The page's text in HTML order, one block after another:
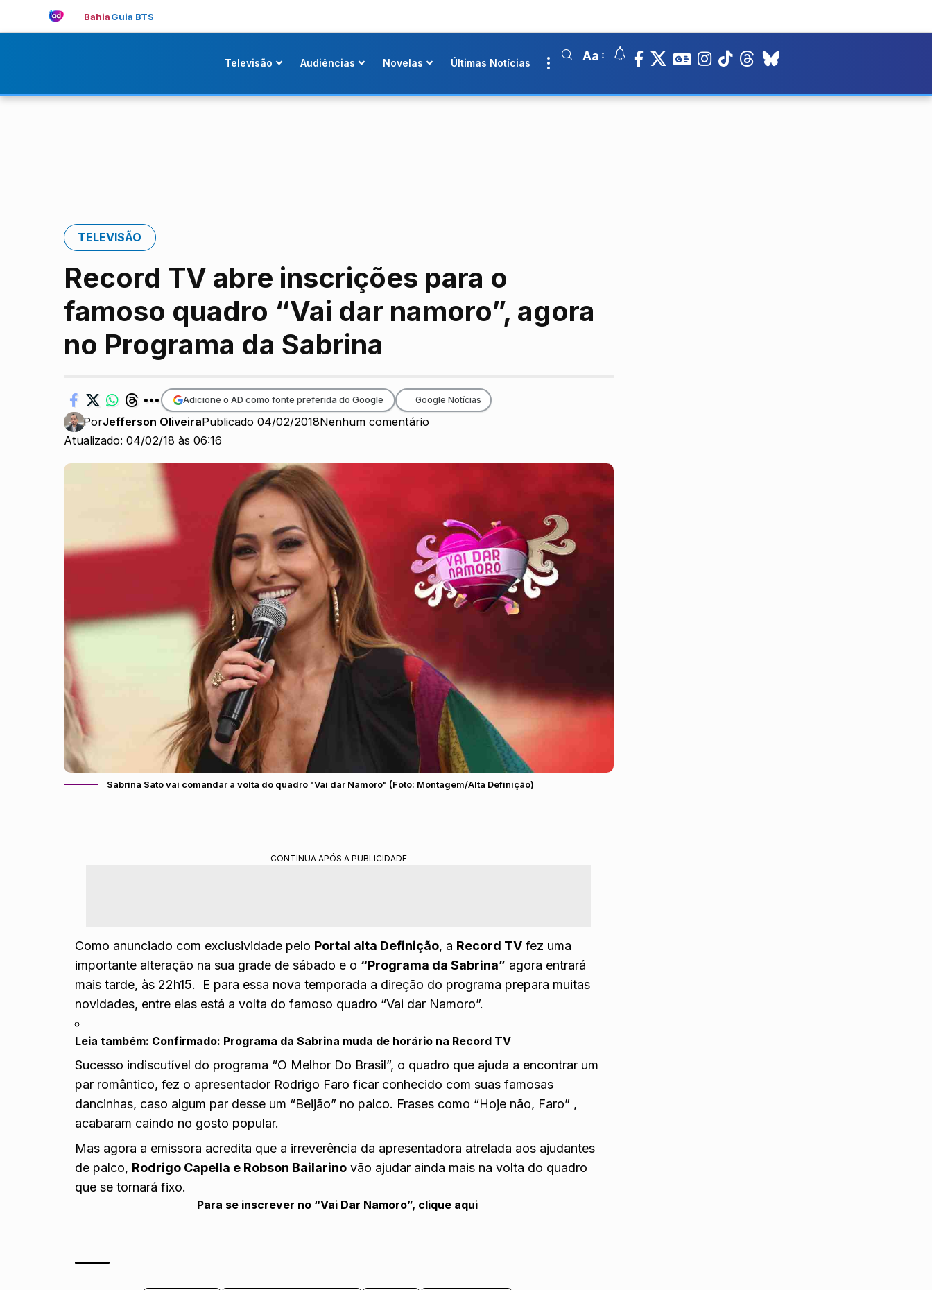
BahiaGuia BTS
Televisão Audiências Novelas Últimas Notícias Aa
TELEVISÃO
Record TV abre inscrições para o
famoso quadro “Vai dar namoro”, agora
no Programa da Sabrina
Atualizado: 04/02/18 às 06:16
PorJefferson OliveiraPublicado 04/02/2018Nenhum comentário
Adicione o AD como fonte preferida do Google Google Notícias
Sabrina Sato vai comandar a volta do quadro "Vai dar Namoro" (Foto: Montagem/Alta Definição)
- - CONTINUA APÓS A PUBLICIDADE - -
Como anunciado com exclusividade pelo Portal alta Definição, a Record TV fez uma
importante alteração na sua grade de sábado e o “Programa da Sabrina” agora entrará
mais tarde, às 22h15. E para essa nova temporada a direção do programa prepara muitas
novidades, entre elas está a volta do famoso quadro “Vai dar Namoro”.
Leia também: Confirmado: Programa da Sabrina muda de horário na Record TV
Sucesso indiscutível do programa “O Melhor Do Brasil”, o quadro que ajuda a encontrar um
par romântico, fez o apresentador Rodrigo Faro ficar conhecido com suas famosas
dancinhas, caso algum par desse um “Beijão” no palco. Frases como “Hoje não, Faro” ,
acabaram caindo no gosto popular.
Mas agora a emissora acredita que a irreverência da apresentadora atrelada aos ajudantes
de palco, Rodrigo Capella e Robson Bailarino vão ajudar ainda mais na volta do quadro
que se tornará fixo.
Para se inscrever no “Vai Dar Namoro”, clique aqui